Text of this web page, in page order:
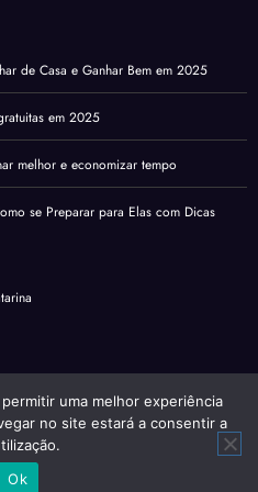
de Casa e Ganhar Bem em 2025
em 2025
melhor e economizar tempo
se Preparar para Elas com Dicas
uma melhor experiência
no site estará a consentir a
Ok